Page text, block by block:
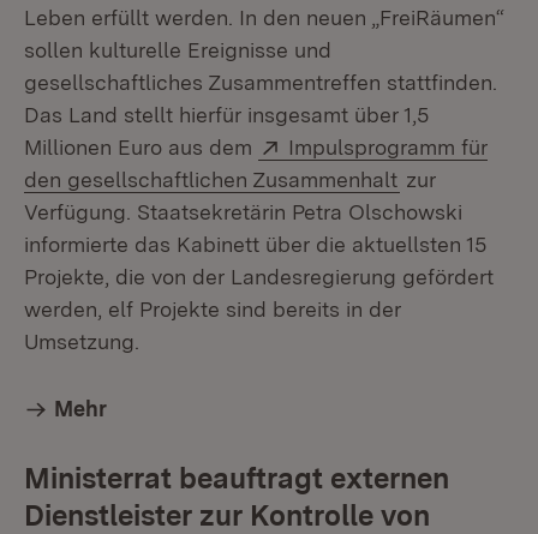
Leben erfüllt werden. In den neuen „FreiRäumen“
sollen kulturelle Ereignisse und
gesellschaftliches Zusammentreffen stattfinden.
Das Land stellt hierfür insgesamt über 1,5
Millionen Euro aus dem
Extern:
Impulsprogramm für
den gesellschaftlichen Zusammenhalt (Öffnet in
zur
Verfügung. Staatsekretärin Petra Olschowski
informierte das Kabinett über die aktuellsten 15
Projekte, die von der Landesregierung gefördert
werden, elf Projekte sind bereits in der
Umsetzung.
Mehr
Ministerrat beauftragt externen
Dienstleister zur Kontrolle von